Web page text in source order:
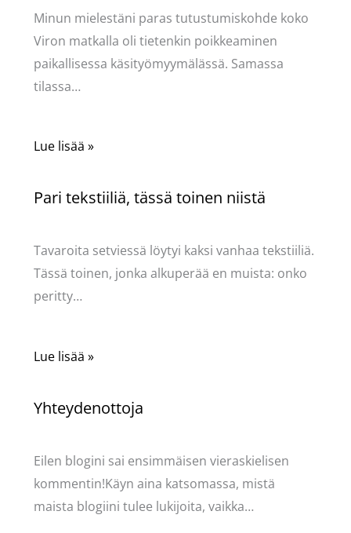
Minun mielestäni paras tutustumiskohde koko
Viron matkalla oli tietenkin poikkeaminen
paikallisessa käsityömyymälässä. Samassa
tilassa…
Lue lisää »
Pari tekstiiliä, tässä toinen niistä
Tavaroita setviessä löytyi kaksi vanhaa tekstiiliä.
Tässä toinen, jonka alkuperää en muista: onko
peritty…
Lue lisää »
Yhteydenottoja
Eilen blogini sai ensimmäisen vieraskielisen
kommentin!Käyn aina katsomassa, mistä
maista blogiini tulee lukijoita, vaikka…